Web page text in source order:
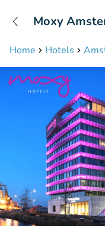
Home Hotels
Moxy